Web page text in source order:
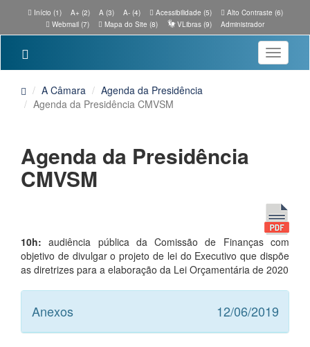
Início (1) A+ (2) A (3) A- (4) Acessibilidade (5)
Alto Contraste (6)
Webmail (7)
Mapa do Site (8) VLibras (9) Administrador
Toggle
A Câmara
Agenda da Presidência
Agenda da Presidência CMVSM
Agenda da Presidência
CMVSM
10h: audiência pública da Comissão de Finanças com
objetivo de divulgar o projeto de lei do Executivo que dispõe
as diretrizes para a elaboração da Lei Orçamentária de 2020
Anexos 12/06/2019